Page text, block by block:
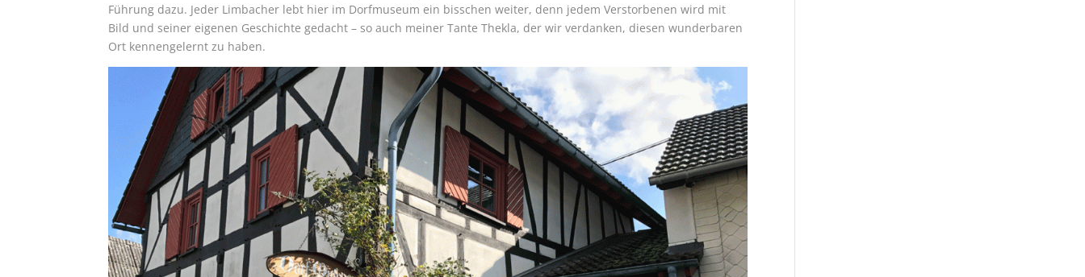
Führung dazu. Jeder Limbacher lebt hier im Dorfmuseum ein bisschen weiter, denn jedem Verstorbenen wird mit
Bild und seiner eigenen Geschichte gedacht – so auch meiner Tante Thekla, der wir verdanken, diesen wunderbaren
Ort kennengelernt zu haben.